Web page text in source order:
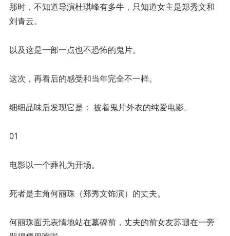
那时，不知道导演杜琪峰有多牛，只知道女主是郑秀文和
刘青云。
以及这是一部一点也不恐怖的鬼片。
这次，再看后的感受和当年完全不一样。
细细品味后发现它是： 披着鬼片外衣的纯爱电影。
01
电影以一个葬礼为开场。
死者是主角何丽珠（郑秀文饰演）的丈夫。
何丽珠面无表情地站在墓碑前，丈夫的前女友苏珊在一旁